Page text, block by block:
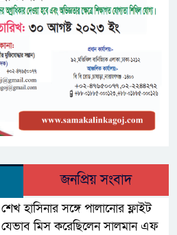
জনপ্রিয় সংবাদ
শেখ হাসিনার সঙ্গে পালানোর ফ্লাইট
যেভাব মিস করেছিলেন সালমান এফ